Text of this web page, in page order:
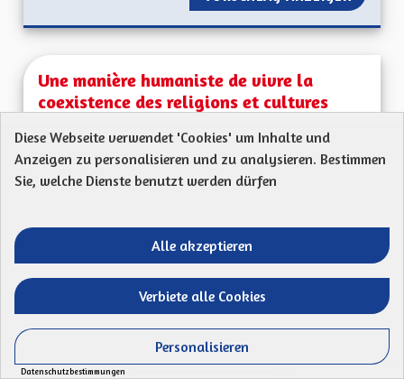
Une manière humaniste de vivre la
coexistence des religions et cultures
Proposition anonyme
68600: L'Alsace a une vocation du fait de sa
position géographique à la jonction entre l'Europe...
Ergebnisse nach Kategorie filtern:
05/05/2023
49 49 FOLLOWER
FOLGEN
UNE MANIÈRE
VORSCHLAG ANZEIGENUNE
Diese Webseite verwendet 'Cookies' um Inhalte und
Anzeigen zu personalisieren und zu analysieren. Bestimmen
Sie, welche Dienste benutzt werden dürfen
Alle akzeptieren
Verbiete alle Cookies
Personalisieren
Datenschutzbestimmungen